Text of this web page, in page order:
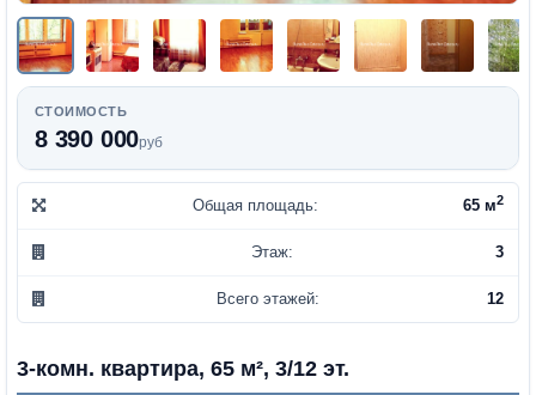
СТОИМОСТЬ
8 390 000руб
Общая площадь: 65 м2
Этаж: 3
Всего этажей: 12
3-комн. квартира, 65 м², 3/12 эт.